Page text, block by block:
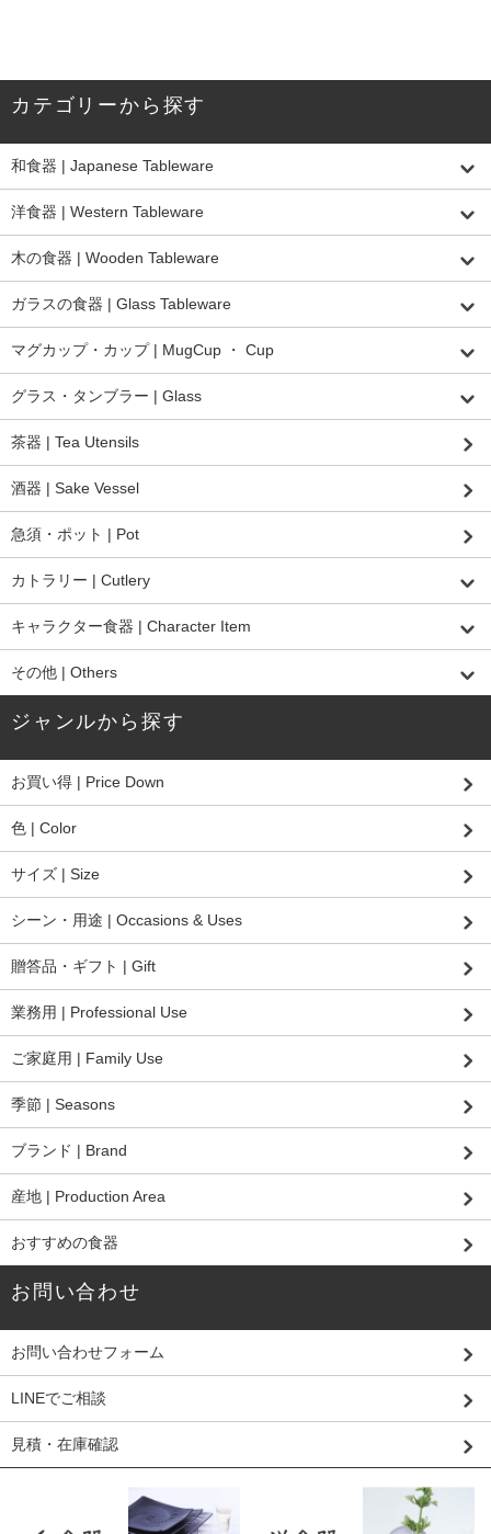
カテゴリーから探す
和食器 | Japanese Tableware
洋食器 | Western Tableware
木の食器 | Wooden Tableware
ガラスの食器 | Glass Tableware
マグカップ・カップ | MugCup ・ Cup
グラス・タンブラー | Glass
茶器 | Tea Utensils
酒器 | Sake Vessel
急須・ポット | Pot
カトラリー | Cutlery
キャラクター食器 | Character Item
その他 | Others
ジャンルから探す
お買い得 | Price Down
色 | Color
サイズ | Size
シーン・用途 | Occasions & Uses
贈答品・ギフト | Gift
業務用 | Professional Use
ご家庭用 | Family Use
季節 | Seasons
ブランド | Brand
産地 | Production Area
おすすめの食器
お問い合わせ
お問い合わせフォーム
LINEでご相談
見積・在庫確認